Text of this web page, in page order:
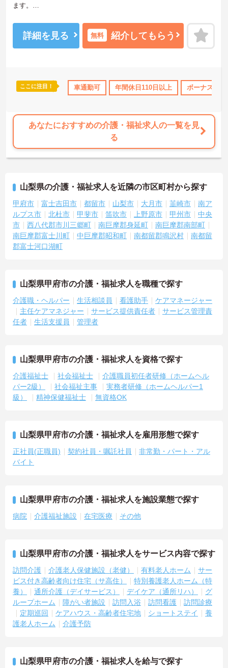
社会保険完備 交通費支給
ます。
勤務出来る方を歓迎しています。
ご興味ある方には、面接対策ポイントなど、さらに詳細をお話しい
たしますのでお気軽にご相談ください！
詳細を見る 無料 紹介してもらう
ここに注目！ 車通勤可 年間休日110日以上 ボーナス・賞
あなたにおすすめの介護・福祉求人の一覧を見
る
山梨県の介護・福祉求人を近隣の市区町村から探す
甲府市 富士吉田市 都留市 山梨市 大月市 韮崎市
南ア
ルプス市
北杜市 甲斐市 笛吹市 上野原市 甲州市
中央
市
西八代郡市川三郷町 南巨摩郡身延町
南巨摩郡南部町
南巨摩郡富士川町
中巨摩郡昭和町 南都留郡鳴沢村
南都留
郡富士河口湖町
山梨県甲府市の介護・福祉求人を職種で探す
介護職・ヘルパー 生活相談員 看護助手
ケアマネージャー
主任ケアマネジャー
サービス提供責任者
サービス管理責
任者
生活支援員 管理者
山梨県甲府市の介護・福祉求人を資格で探す
介護福祉士 社会福祉士
介護職員初任者研修（ホームヘル
パー2級）
社会福祉主事
実務者研修（ホームヘルパー1
級）
精神保健福祉士 無資格OK
山梨県甲府市の介護・福祉求人を雇用形態で探す
正社員(正職員) 契約社員・嘱託社員
非常勤・パート・アル
バイト
山梨県甲府市の介護・福祉求人を施設業態で探す
病院 介護福祉施設 在宅医療 その他
山梨県甲府市の介護・福祉求人をサービス内容で探す
訪問介護 介護老人保健施設（老健） 有料老人ホーム
サー
ビス付き高齢者向け住宅（サ高住）
特別養護老人ホーム（特
養）
通所介護（デイサービス） デイケア（通所リハ）
グ
ループホーム
障がい者施設 訪問入浴 訪問看護
訪問診療
定期巡回
ケアハウス・高齢者住宅地 ショートステイ
養
護老人ホーム
介護予防
山梨県甲府市の介護・福祉求人を給与で探す